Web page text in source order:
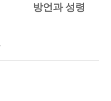
방언과 성령